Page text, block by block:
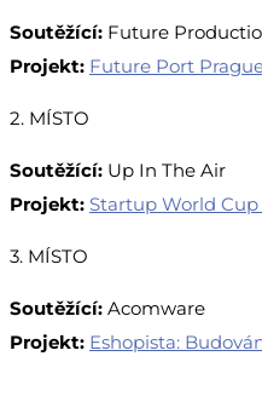
Soutěžící: Future
Projekt: Future Port
2. MÍSTO
Soutěžící: Up In The Air
Projekt: Startup World
3. MÍSTO
Soutěžící: Acomware
Projekt: Eshopista: